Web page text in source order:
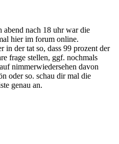
abend nach 18 uhr war die
hier im forum online.
in der tat so, dass 99 prozent der
frage stellen, ggf. nochmals
nimmerwiedersehen davon
oder so. schau dir mal die
genau an.